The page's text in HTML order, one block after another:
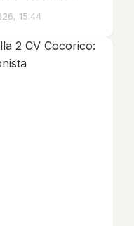
15:44